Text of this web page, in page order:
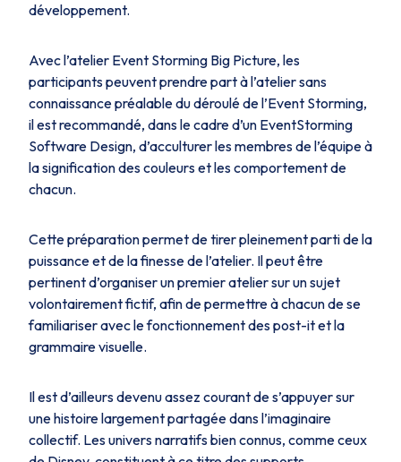
développement.
Avec l’atelier Event Storming Big Picture, les
participants peuvent prendre part à l’atelier sans
connaissance préalable du déroulé de l’Event Storming,
il est recommandé, dans le cadre d’un EventStorming
Software Design, d’acculturer les membres de l’équipe à
la signification des couleurs et les comportement de
chacun.
Cette préparation permet de tirer pleinement parti de la
puissance et de la finesse de l’atelier. Il peut être
pertinent d’organiser un premier atelier sur un sujet
volontairement fictif, afin de permettre à chacun de se
familiariser avec le fonctionnement des post-it et la
grammaire visuelle.
Il est d’ailleurs devenu assez courant de s’appuyer sur
une histoire largement partagée dans l’imaginaire
collectif. Les univers narratifs bien connus, comme ceux